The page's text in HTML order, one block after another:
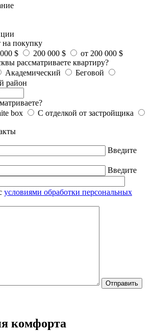
покупку
$ 200 000 $
от 200 000 $
рассматриваете квартиру?
Академический
Беговой
район
box
С отделкой от застройщика
Введите
Введите
условиями обработки персональных
комфорта